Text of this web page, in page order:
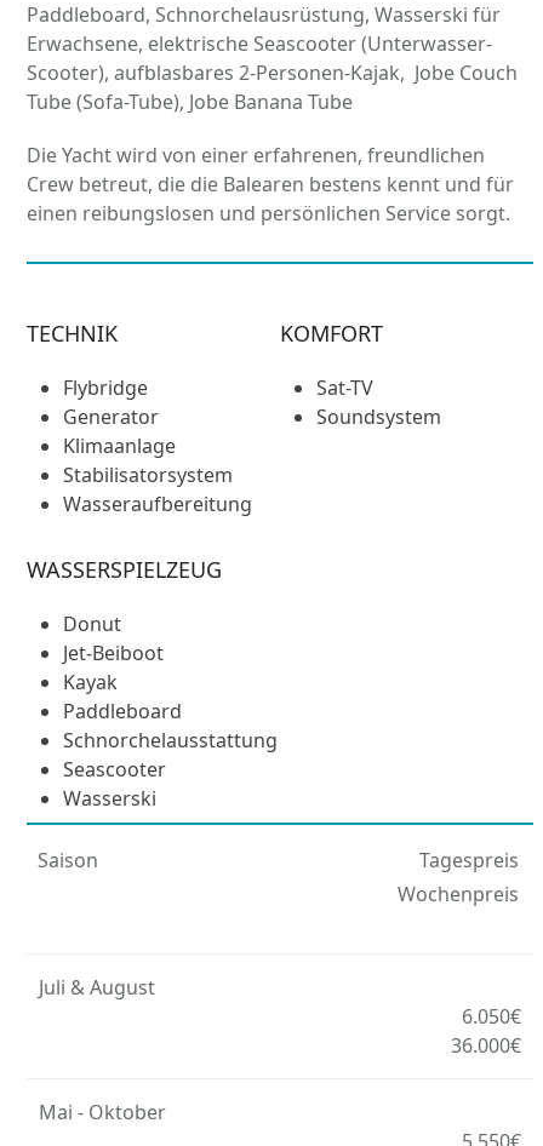
Paddleboard, Schnorchelausrüstung, Wasserski für
Erwachsene, elektrische Seascooter (Unterwasser-
Scooter), aufblasbares 2-Personen-Kajak, Jobe Couch
Tube (Sofa-Tube), Jobe Banana Tube
Die Yacht wird von einer erfahrenen, freundlichen
Crew betreut, die die Balearen bestens kennt und für
einen reibungslosen und persönlichen Service sorgt.
TECHNIK
Flybridge
Generator
Klimaanlage
Stabilisatorsystem
Wasseraufbereitung
KOMFORT
Sat-TV
Soundsystem
WASSERSPIELZEUG
Donut
Jet-Beiboot
Kayak
Paddleboard
Schnorchelausstattung
Seascooter
Wasserski
Saison
Tagespreis
Wochenpreis
Juli & August
6.050€
36.000€
Mai - Oktober